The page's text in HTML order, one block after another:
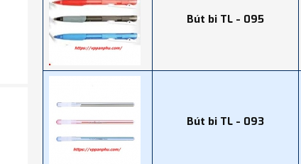
Bút bi TL - 095
Bút bi TL - 093